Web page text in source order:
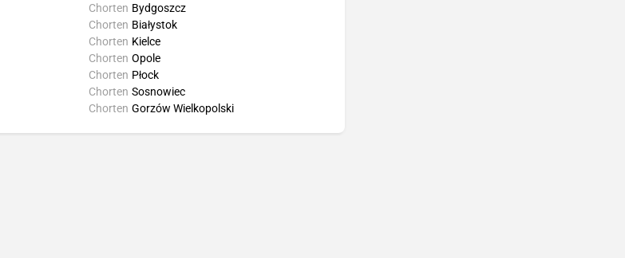
Chorten Bydgoszcz
Chorten Białystok
Chorten Kielce
Chorten Opole
Chorten Płock
Chorten Sosnowiec
Chorten Gorzów Wielkopolski